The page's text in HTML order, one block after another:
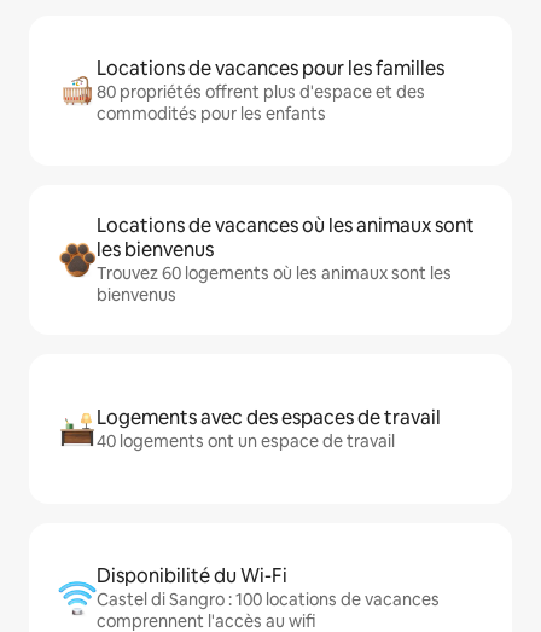
Locations de vacances pour les familles
80 propriétés offrent plus d'espace et des
commodités pour les enfants
Locations de vacances où les animaux sont
les bienvenus
Trouvez 60 logements où les animaux sont les
bienvenus
Logements avec des espaces de travail
40 logements ont un espace de travail
Disponibilité du Wi-Fi
Castel di Sangro : 100 locations de vacances
comprennent l'accès au wifi